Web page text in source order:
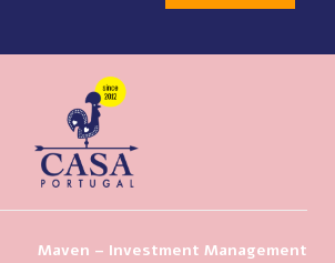
Maven – Investment Management